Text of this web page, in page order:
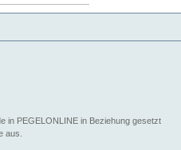
in PEGELONLINE in Beziehung gesetzt
aus.